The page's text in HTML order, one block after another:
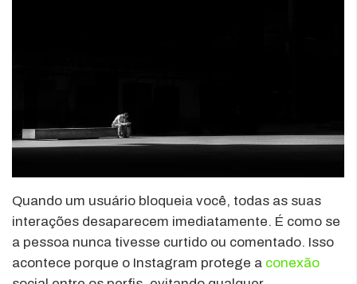
Quando um usuário bloqueia você, todas as suas
interações desaparecem imediatamente. É como se
a pessoa nunca tivesse curtido ou comentado. Isso
acontece porque o Instagram protege a conexão